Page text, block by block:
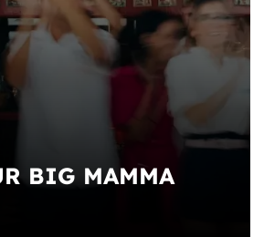
BIG MAMMA